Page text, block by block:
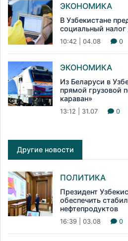
ЭКОНОМИКА
В Узбекистане
социальный
10:42 | 04.08 0
ЭКОНОМИКА
Из Беларуси в
прямой грузовой
караван»
13:12 | 31.07 0
Другие новости
ПОЛИТИКА
Президент
обеспечить
нефтепродуктов
16:39 | 03.08 0